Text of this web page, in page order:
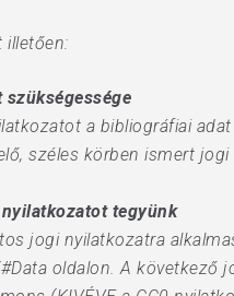
illetően:
a bibliográfiai
széles körben ismert
tegyünk
jogi nyilatkozatra
oldalon. A következő